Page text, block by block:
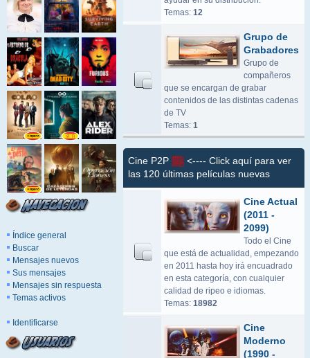
Índice general
Buscar
Mensajes nuevos
Sus mensajes
Mensajes sin respuesta
Temas activos
Identificarse
Temas: 12
Grupo de
Grabadores
Grupo de
compañeros
que se encargan de grabar
contenidos de las distintas cadenas
de TV
Temas: 1
Cine P2P
<---- Click aquí para ver
las 120 últimas películas nuevas
Cine Actual
(2011 -
2099)
Todo el Cine
que está de actualidad, empezando
en 2011 hasta hoy irá encuadrado
en esta categoría, con cualquier
calidad de ripeo e idiomas.
Temas: 18982
Cine
Moderno
(1990 -